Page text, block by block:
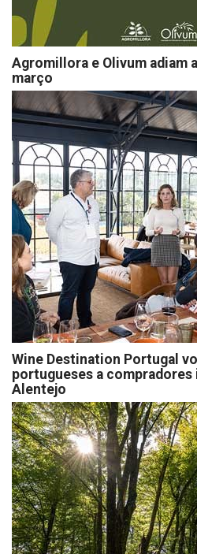
Agromillora e Olivum adiam
março
Wine Destination Portugal
portugueses a
Alentejo